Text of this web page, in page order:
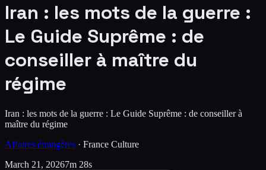
Iran : les mots de la guerre :
Le Guide Suprême : de
conseiller à maître du
régime
Iran : les mots de la guerre : Le Guide Suprême : de conseiller à
maître du régime
Affaires étrangères · France Culture
March 21, 20267m 28s